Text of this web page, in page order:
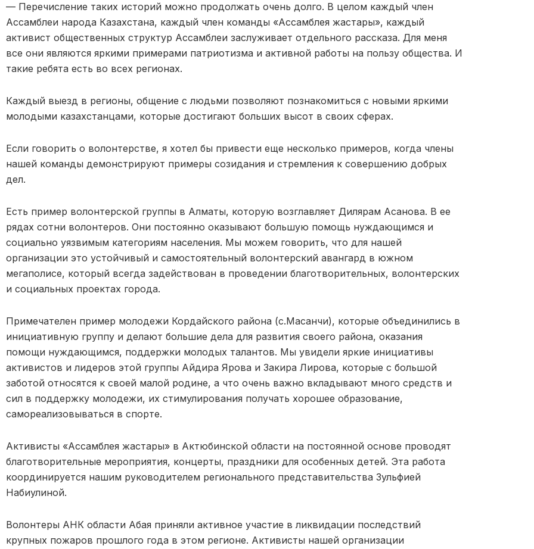
— Перечисление таких историй можно продолжать очень долго. В целом каждый член
Ассамблеи народа Казахстана, каждый член команды «Ассамблея жастары», каждый
активист общественных структур Ассамблеи заслуживает отдельного рассказа. Для меня
все они являются яркими примерами патриотизма и активной работы на пользу общества. И
такие ребята есть во всех регионах.
Каждый выезд в регионы, общение с людьми позволяют познакомиться с новыми яркими
молодыми казахстанцами, которые достигают больших высот в своих сферах.
Если говорить о волонтерстве, я хотел бы привести еще несколько примеров, когда члены
нашей команды демонстрируют примеры созидания и стремления к совершению добрых
дел.
Есть пример волонтерской группы в Алматы, которую возглавляет Дилярам Асанова. В ее
рядах сотни волонтеров. Они постоянно оказывают большую помощь нуждающимся и
социально уязвимым категориям населения. Мы можем говорить, что для нашей
организации это устойчивый и самостоятельный волонтерский авангард в южном
мегаполисе, который всегда задействован в проведении благотворительных, волонтерских
и социальных проектах города.
Примечателен пример молодежи Кордайского района (с.Масанчи), которые объединились в
инициативную группу и делают большие дела для развития своего района, оказания
помощи нуждающимся, поддержки молодых талантов. Мы увидели яркие инициативы
активистов и лидеров этой группы Айдира Ярова и Закира Лирова, которые с большой
заботой относятся к своей малой родине, а что очень важно вкладывают много средств и
сил в поддержку молодежи, их стимулирования получать хорошее образование,
самореализовываться в спорте.
Активисты «Ассамблея жастары» в Актюбинской области на постоянной основе проводят
благотворительные мероприятия, концерты, праздники для особенных детей. Эта работа
координируется нашим руководителем регионального представительства Зульфией
Набиулиной.
Волонтеры АНК области Абая приняли активное участие в ликвидации последствий
крупных пожаров прошлого года в этом регионе. Активисты нашей организации